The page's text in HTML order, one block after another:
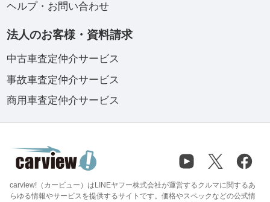
ヘルプ・お問い合わせ
法人のお客様・資料請求
中古車査定仲介サービス
事故車査定仲介サービス
商用車査定仲介サービス
carview!（カービュー）はLINEヤフー株式会社が運営するクルマに関するあ
らゆる情報やサービスを提供するサイトです。価格やスペックなどの公式情